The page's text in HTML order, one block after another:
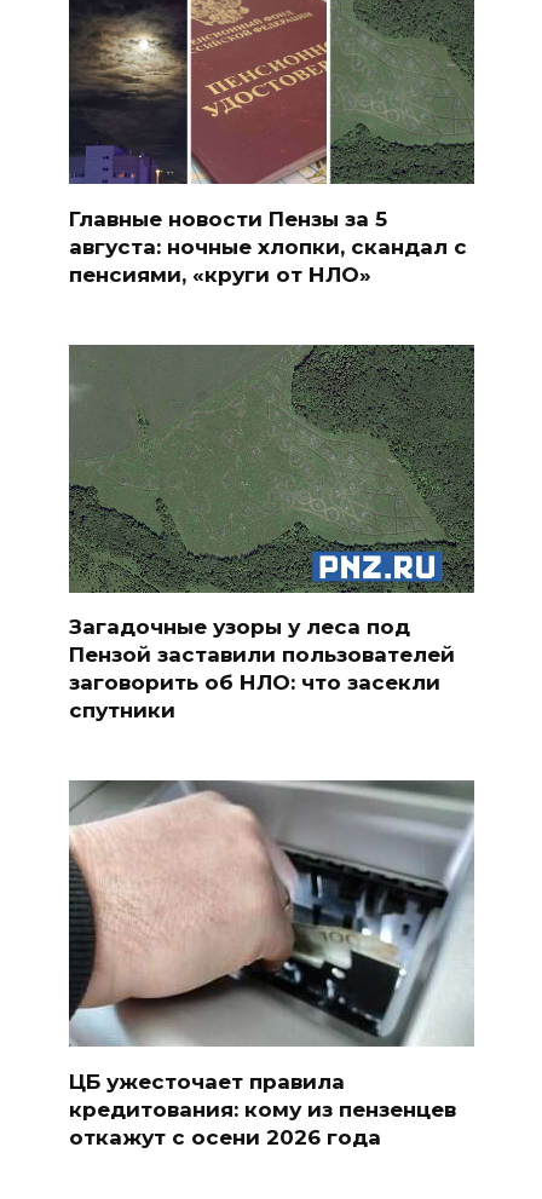
Главные новости Пензы за 5
августа: ночные хлопки, скандал с
пенсиями, «круги от НЛО»
Загадочные узоры у леса под
Пензой заставили пользователей
заговорить об НЛО: что засекли
спутники
ЦБ ужесточает правила
кредитования: кому из пензенцев
откажут с осени 2026 года